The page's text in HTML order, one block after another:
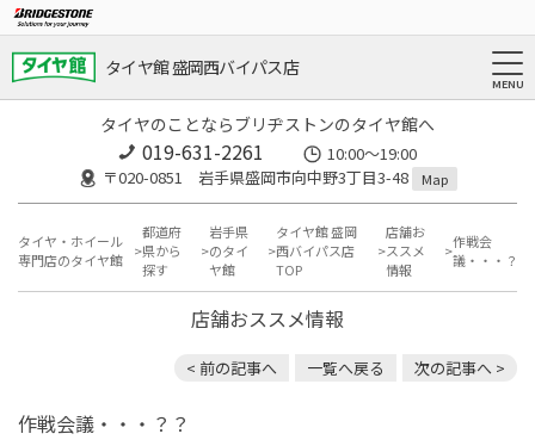
タイヤ館 盛岡西バイパス店
タイヤのことならブリヂストンのタイヤ館へ
019-631-2261
10:00～19:00
〒020-0851 岩手県盛岡市向中野3丁目3-48
Map
タイヤ・ホイール
専門店のタイヤ館
都道府
県から
探す
岩手県
のタイ
ヤ館
タイヤ館 盛岡
西バイパス店
TOP
店舗お
ススメ
情報
作戦会
議・・・？？
店舗おススメ情報
< 前の記事へ 一覧へ戻る 次の記事へ >
作戦会議・・・？？